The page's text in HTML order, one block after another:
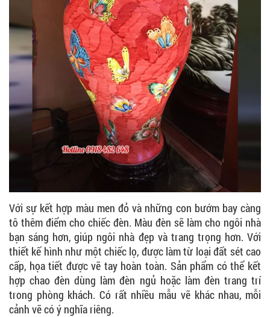
Với sự kết hợp màu men đỏ và những con bướm bay càng
tô thêm điểm cho chiếc đèn. Màu đèn sẽ làm cho ngôi nhà
bạn sáng hơn, giúp ngôi nhà đẹp và trang trọng hơn. Với
thiết kế hình như một chiếc lọ, được làm từ loại đất sét cao
cấp, họa tiết được vẽ tay hoàn toàn. Sản phẩm có thể kết
hợp chao đèn dùng làm đèn ngủ hoặc làm đèn trang trí
trong phòng khách. Có rất nhiều mẫu vẽ khác nhau, mỗi
cảnh vẽ có ý nghĩa riêng.